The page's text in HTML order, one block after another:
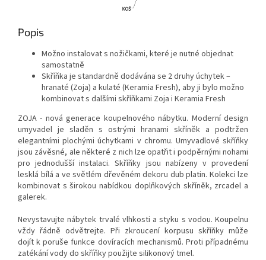
Popis
Možno instalovat s nožičkami, které je nutné objednat
samostatně
Skříňka je standardně dodávána se 2 druhy úchytek –
hranaté (Zoja) a kulaté (Keramia Fresh), aby ji bylo možno
kombinovat s dalšími skříňkami Zoja i Keramia Fresh
ZOJA - nová generace koupelnového nábytku. Moderní design
umyvadel je sladěn s ostrými hranami skříněk a podtržen
elegantními plochými úchytkami v chromu. Umyvadlové skříňky
jsou závěsné, ale některé z nich lze opatřit i podpěrnými nohami
pro jednodušší instalaci. Skříňky jsou nabízeny v provedení
lesklá bílá a ve světlém dřevěném dekoru dub platin. Kolekci lze
kombinovat s širokou nabídkou doplňkových skříněk, zrcadel a
galerek.
Nevystavujte nábytek trvalé vlhkosti a styku s vodou. Koupelnu
vždy řádně odvětrejte. Při zkroucení korpusu skříňky může
dojít k poruše funkce dovíracích mechanismů. Proti případnému
zatékání vody do skříňky použijte silikonový tmel.